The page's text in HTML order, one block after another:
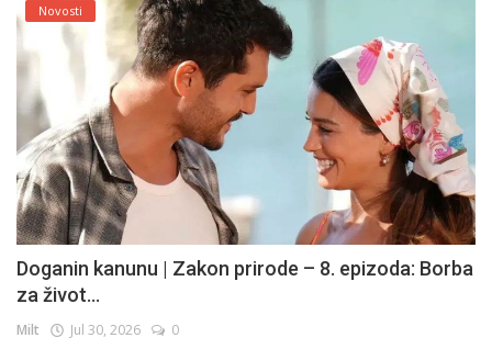
Novosti
Doganin kanunu | Zakon prirode – 8. epizoda: Borba
za život...
Milt Jul 30, 2026 0